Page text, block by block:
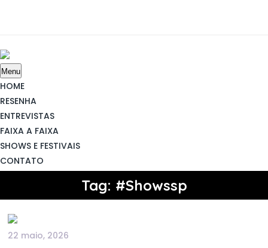
Menu
HOME
RESENHA
ENTREVISTAS
FAIXA A FAIXA
SHOWS E FESTIVAIS
CONTATO
Tag: #Showssp
22 maio, 2026